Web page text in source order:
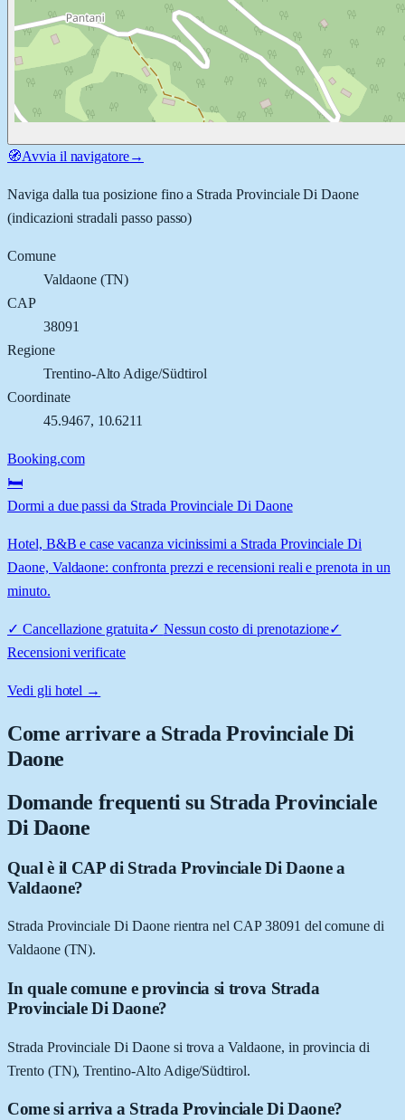
🧭Avvia il navigatore→
Naviga dalla tua posizione fino a Strada Provinciale Di Daone
(indicazioni stradali passo passo)
Comune
Valdaone(TN)
CAP
38091
Regione
Trentino-Alto Adige/Südtirol
Coordinate
45.9467, 10.6211
Booking.com
🛏️
Dormi a due passi da Strada Provinciale Di Daone
Hotel, B&B e case vacanza vicinissimi a Strada Provinciale Di
Daone, Valdaone: confronta prezzi e recensioni reali e prenota in un
minuto.
✓ Cancellazione gratuita✓ Nessun costo di prenotazione✓
Recensioni verificate
Vedi gli hotel →
Come arrivare a Strada Provinciale Di
Daone
Domande frequenti su Strada Provinciale
Di Daone
Qual è il CAP di Strada Provinciale Di Daone a
Valdaone?
Strada Provinciale Di Daone rientra nel CAP 38091 del comune di
Valdaone (TN).
In quale comune e provincia si trova Strada
Provinciale Di Daone?
Strada Provinciale Di Daone si trova a Valdaone, in provincia di
Trento (TN), Trentino-Alto Adige/Südtirol.
Come si arriva a Strada Provinciale Di Daone?